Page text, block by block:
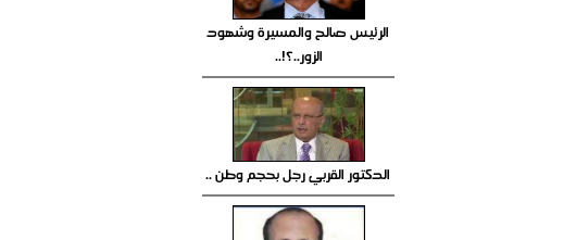
الرئيس صالح والمسيرة وشهود
الزور..؟!..
الدكتور القربي رجل بحجم وطن ..